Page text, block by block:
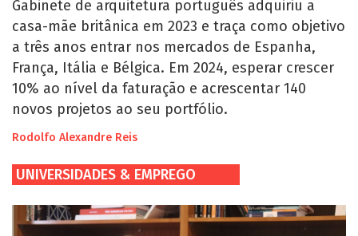
Gabinete de arquitetura português adquiriu a
casa-mãe britânica em 2023 e traça como objetivo
a três anos entrar nos mercados de Espanha,
França, Itália e Bélgica. Em 2024, esperar crescer
10% ao nível da faturação e acrescentar 140
novos projetos ao seu portfólio.
Rodolfo Alexandre Reis
UNIVERSIDADES & EMPREGO